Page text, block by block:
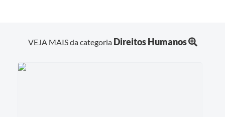
VEJA MAIS da categoria Direitos Humanos